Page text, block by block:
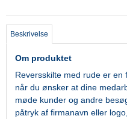
Beskrivelse
Om produktet
Reversskilte med rude er en
når du ønsker at dine
møde kunder og andre
påtryk af firmanavn eller